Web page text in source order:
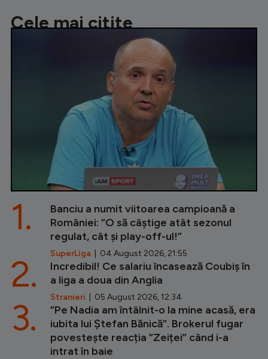
Cele mai citite
Banciu a numit viitoarea campioană a
României: ”O să câștige atât sezonul
regulat, cât și play-off-ul!”
SuperLiga | 04 August 2026, 21:55
1.
Incredibil! Ce salariu încasează Coubiș în
a liga a doua din Anglia
Stranieri | 05 August 2026, 12:34
2.
”Pe Nadia am întâlnit-o la mine acasă, era
iubita lui Ștefan Bănică”. Brokerul fugar
povestește reacția ”Zeiței” când i-a
intrat în baie
3.